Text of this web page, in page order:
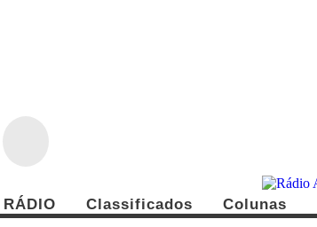
Classificados Colunas